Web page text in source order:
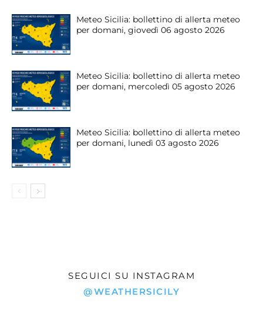
Meteo Sicilia: bollettino di allerta meteo
per domani, giovedì 06 agosto 2026
Meteo Sicilia: bollettino di allerta meteo
per domani, mercoledì 05 agosto 2026
Meteo Sicilia: bollettino di allerta meteo
per domani, lunedì 03 agosto 2026
SEGUICI SU INSTAGRAM
@WEATHERSICILY